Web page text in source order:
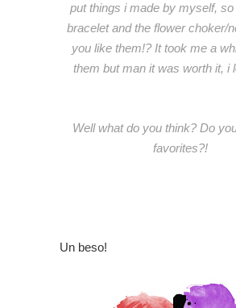
put things i made by myself,
bracelet and the flower choker/
you like them!? It took me a
them but man it was worth it, i
Well what do you think? Do
favorites?!
Un beso!